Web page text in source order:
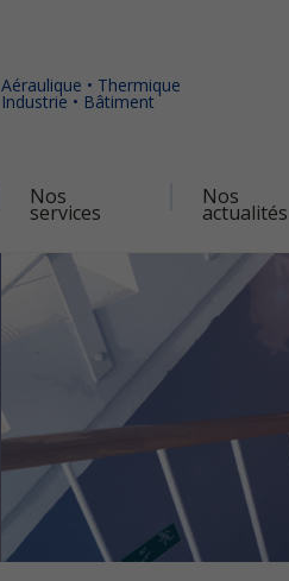
Aéraulique • Thermique
Industrie • Bâtiment
Nos
services
Nos
actualités